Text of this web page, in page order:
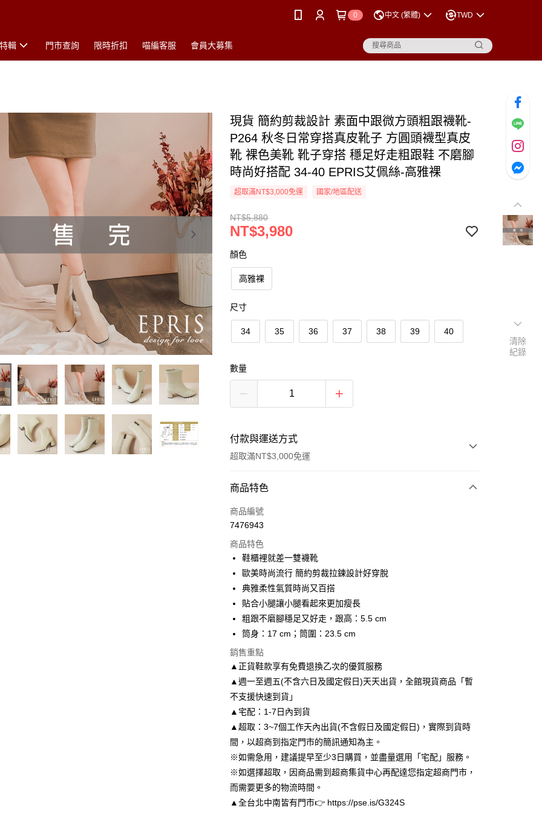
0 中文 (繁體) TWD
輯 門市查詢 限時折扣 喵編客服 會員大募集
現貨 簡約剪裁設計 素面中跟微方頭粗跟襪靴-
P264 秋冬日常穿搭真皮靴子 方圓頭襪型真皮
靴 裸色美靴 靴子穿搭 穩足好走粗跟鞋 不磨腳
時尚好搭配 34-40 EPRIS艾佩絲-高雅裸
超取滿NT$3,000免運 國家/地區配送
NT$5,880
NT$3,980
顏色
高雅裸
尺寸
34 35 36 37 38 39 40
數量
付款與運送方式
超取滿NT$3,000免運
付款方式
信用卡一次付款
3 期 0 利率 每期NT$1,326
合作金庫商業銀行
第一商業銀行
華南商業銀行
國泰世華商業銀行
臺灣中小企業銀行
台中商業銀行
匯豐（台灣）商業銀行
聯邦商業銀行
玉山商業銀行
星展（台灣）商業銀行
台新國際商業銀行
中國信託商業銀行
台灣樂天信用卡公司
6 期 0 利率 每期NT$663
合作金庫商業銀行
華南商業銀行
上海商業儲蓄銀行
台北富邦商業銀行
臺灣中小企業銀行
匯豐（台灣）商業銀行
聯邦商業銀行
遠東國際商業銀行
元大商業銀行
永豐商業銀行
台新國際商業銀行
台灣樂天信用卡公司
LINE Pay
Apple Pay
街口支付
悠遊付
Google Pay
AFTEE先享後付
相關說明
【關於「AFTEE先享後付」】
AFTEE先享後付是「在收到商品之後才付款」的支付方式。 讓您購物簡單
便利好安心！
１．簡單：不需註冊會員、不需綁卡、不需儲值。
２．便利：只要手機號碼，簡訊認證，即可結帳。
３．安心：先確認商品／服務後，再付款。
【「AFTEE先享後付」結帳流程】
ATM付款
運送方式
付款後全家取貨
商品特色
商品編號
7476943
商品特色
鞋櫃裡就差一雙襪靴
歐美時尚流行 簡約剪裁拉鍊設計好穿脫
典雅柔性氣質時尚又百搭
貼合小腿讓小腿看起來更加瘦長
粗跟不磨腳穩足又好走，跟高：5.5 cm
筒身：17 cm；筒圍：23.5 cm
銷售重點
▲正貨鞋款享有免費退換乙次的優質服務
▲週一至週五(不含六日及國定假日)天天出貨，全館現貨商品「暫
不支援快速到貨」
▲宅配：1-7日內到貨
▲超取：3~7個工作天內出貨(不含假日及國定假日)，實際到貨時
間，以超商到指定門市的簡訊通知為主。
※如需急用，建議提早至少3日購買，並盡量選用「宅配」服務。
※如選擇超取，因商品需到超商集貨中心再配達您指定超商門市，
而需要更多的物流時間。
▲全台北中南皆有門市👉 https://pse.is/G324S
清除
紀錄